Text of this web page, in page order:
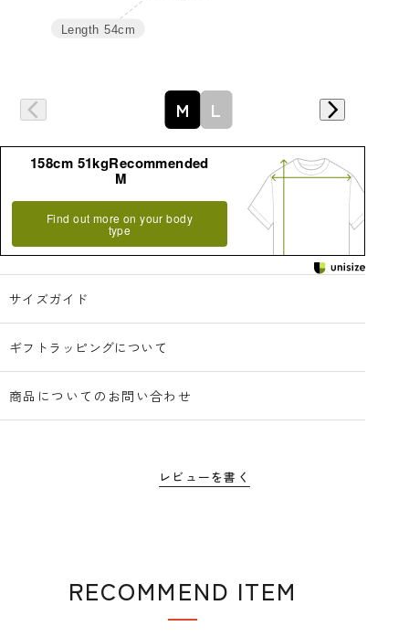
Length 54cm
M L
158cm 51kgRecommended
M
Find out more on your body
type
サイズガイド
ギフトラッピングについて
商品についてのお問い合わせ
レビューを書く
RECOMMEND ITEM